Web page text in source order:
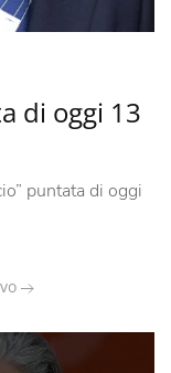
di oggi 13
puntata di oggi